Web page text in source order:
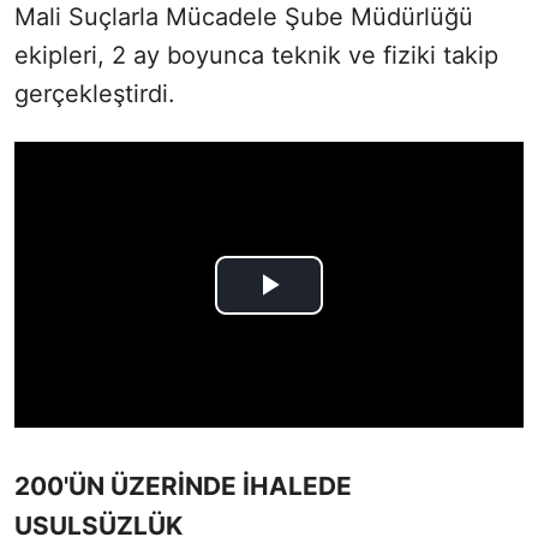
Mali Suçlarla Mücadele Şube Müdürlüğü
ekipleri, 2 ay boyunca teknik ve fiziki takip
gerçekleştirdi.
200'ÜN ÜZERİNDE İHALEDE
USULSÜZLÜK